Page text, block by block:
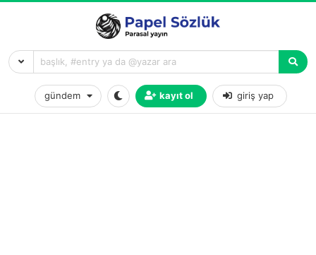
gündem kayıt ol giriş yap